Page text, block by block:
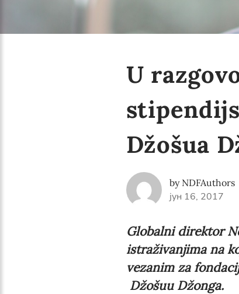
U
Džošua
by NDFAuthors
јун 16, 2017
Globalni direktor
istraživanjima na
vezanim za
Džošuu Džonga.